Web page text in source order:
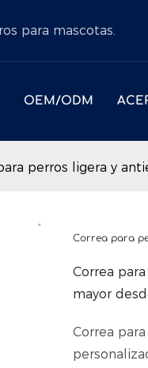
para mascotas.
OEM/ODM
perros ligera y
Correa para
Correa
mayor
Correa